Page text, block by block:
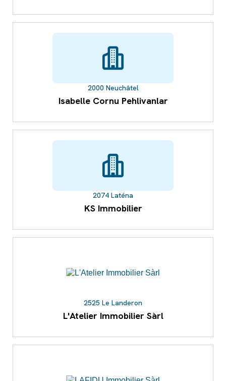
2000 Neuchâtel
Isabelle Cornu Pehlivanlar
2074 Laténa
KS Immobilier
2525 Le Landeron
L'Atelier Immobilier Sàrl